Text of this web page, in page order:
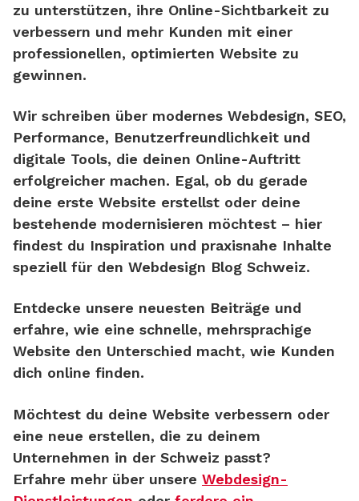
zu unterstützen, ihre Online-Sichtbarkeit zu
verbessern und mehr Kunden mit einer
professionellen, optimierten Website zu
gewinnen.
Wir schreiben über modernes Webdesign, SEO,
Performance, Benutzerfreundlichkeit und
digitale Tools, die deinen Online-Auftritt
erfolgreicher machen. Egal, ob du gerade
deine erste Website erstellst oder deine
bestehende modernisieren möchtest – hier
findest du Inspiration und praxisnahe Inhalte
speziell für den Webdesign Blog Schweiz.
Entdecke unsere neuesten Beiträge und
erfahre, wie eine schnelle, mehrsprachige
Website den Unterschied macht, wie Kunden
dich online finden.
Möchtest du deine Website verbessern oder
eine neue erstellen, die zu deinem
Unternehmen in der Schweiz passt?
Erfahre mehr über unsere Webdesign-